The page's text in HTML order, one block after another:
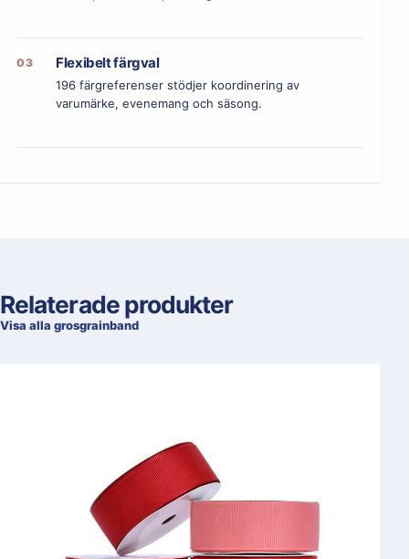
03 Flexibelt färgval
196 färgreferenser stödjer koordinering av
varumärke, evenemang och säsong.
Relaterade produkter
Visa alla grosgrainband